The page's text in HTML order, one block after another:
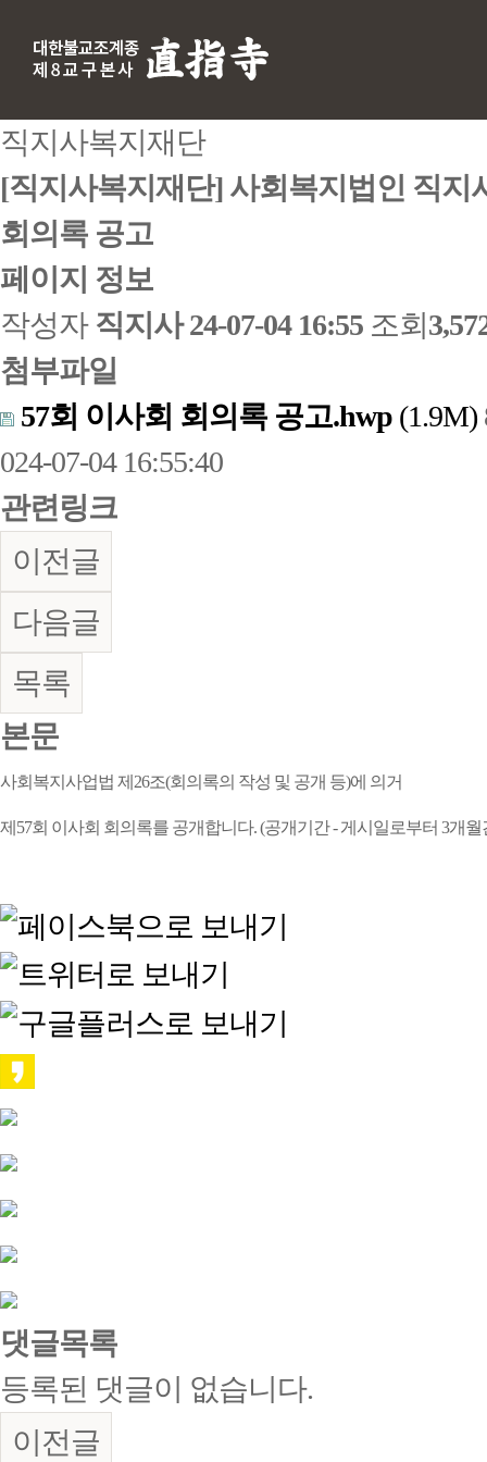
직지사복지재단
[직지사복지재단] 사회복지법인 직지
회의록 공고
페이지 정보
작성자 직지사 24-07-04 16:55 조회
첨부파일
57회 이사회 회의록 공고.hwp (1.9M)
024-07-04 16:55:40
관련링크
이전글
다음글
목록
본문
사회복지사업법 제26조(회의록의 작성 및 공개 등)에 의거
제57회 이사회 회의록를 공개합니다. (공개기간 - 게시일로부터 3개
댓글목록
등록된 댓글이 없습니다.
이전글